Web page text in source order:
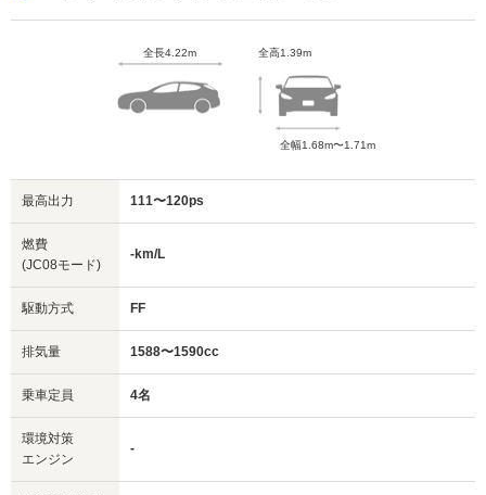
全長4.22m 全高1.39m
全幅1.68m〜1.71m
最高出力 111〜120ps
燃費
(JC08モード)
-km/L
駆動方式 FF
排気量 1588〜1590cc
乗車定員 4名
環境対策
エンジン
-